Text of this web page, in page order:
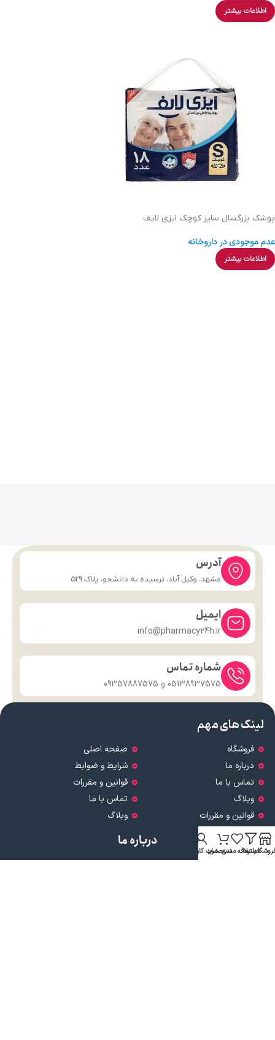
اطلاعات بیشتر
پوشك بزرگسال سایز کوچک ایزی لایف
عدم موجودی در داروخانه
اطلاعات بیشتر
آدرس
مشهد، وکیل آباد، نرسیده به دانشجو، پلاک 529
ایمیل
info@pharmacy24h.ir
شماره تماس
05138937575 و 09357887575
لینک های مهم
فروشگاه
درباره ما
تماس با ما
وبلاگ
قوانین و مقررات
صفحه اصلی
شرایط و ضوابط
قوانین و مقررات
تماس با ما
وبلاگ
درباره ما
فیلترهاعلاقه مندیسبد خرید
حساب کاربری من